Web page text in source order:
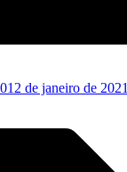
12 de janeiro de 2021